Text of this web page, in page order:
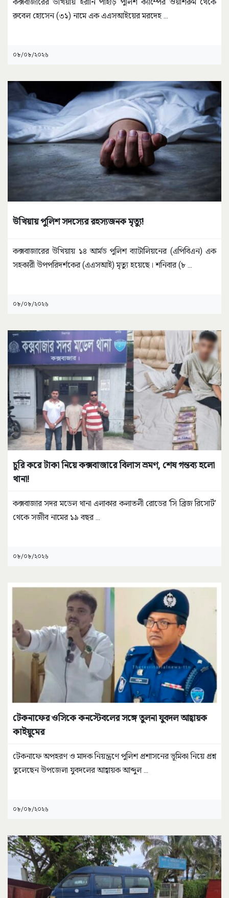
রুবেল হোসেন (৩১) নামে এক এএসআইয়ের মরদেহ ...
০৮/০৮/২০২৬
উখিয়ায় পুলিশ সদস্যের রহস্যজনক মৃত্যু!
কক্সবাজারের উখিয়ায় ১৪ আর্মড পুলিশ ব্যাটালিয়নের (এপিবিএন) এক
সহকারী উপপরিদর্শকের (এএসআই) মৃত্যু হয়েছে। শনিবার (৮ ...
০৮/০৮/২০২৬
চুরি করে টাকা নিয়ে কক্সবাজারে বিলাস ভ্রমণ, শেষ গন্তব্য হলো
থানা!
কক্সবাজার সদর মডেল থানা এলাকার কলাতলী রোডের ‘সি ব্রিজ রিসোর্ট’
থেকে সজীব নামের ১৯ বছর...
০৮/০৮/২০২৬
টেকনাফের ওসিকে কনস্টেবলের সঙ্গে তুলনা যুবদল আহ্বায়ক
কাইয়ুমের
টেকনাফে অপহরণ ও মাদক নিয়ন্ত্রণে পুলিশ প্রশাসনের ভূমিকা নিয়ে প্রশ্ন
তুলেছেন উপজেলা যুবদলের আহ্বায়ক আব্দুল ...
০৮/০৮/২০২৬